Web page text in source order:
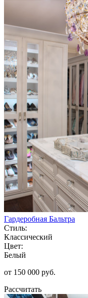
Гардеробная Бальтра
Стиль:
Классический
Цвет:
Белый
от 150 000 руб.
Рассчитать